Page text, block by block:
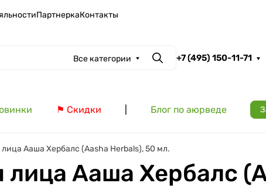
ПартнеркаКонтакты
Все категории Поиск
+7 (495) 150-11-71
⚑ Скидки Блог по аюрведе
Ааша Хербалс (Aasha Herbals), 50 мл.
Ааша Хербалс